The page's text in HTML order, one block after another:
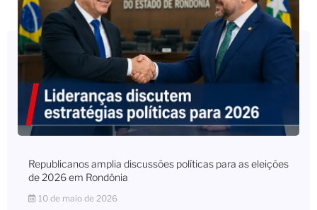
Republicanos amplia discussões políticas para as eleições
de 2026 em Rondônia
10 de maio de 2026